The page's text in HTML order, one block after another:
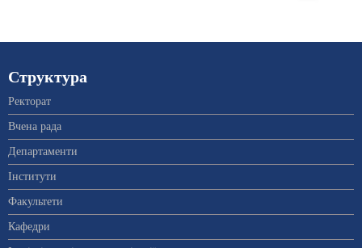
Структура
Ректорат
Вчена рада
Департаменти
Інститути
Факультети
Кафедри